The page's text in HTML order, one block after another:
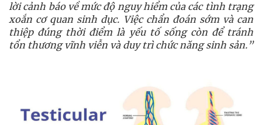
lời cảnh báo về mức độ nguy hiểm của các tình trạng
xoắn cơ quan sinh dục. Việc chẩn đoán sớm và can
thiệp đúng thời điểm là yếu tố sống còn để tránh
tổn thương vĩnh viễn và duy trì chức năng sinh sản.”